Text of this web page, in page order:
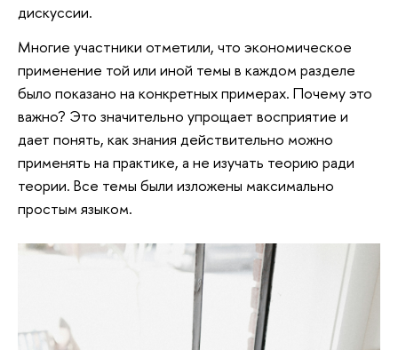
дискуссии.
Многие участники отметили, что экономическое
применение той или иной темы в каждом разделе
было показано на конкретных примерах. Почему это
важно? Это значительно упрощает восприятие и
дает понять, как знания действительно можно
применять на практике, а не изучать теорию ради
теории. Все темы были изложены максимально
простым языком.